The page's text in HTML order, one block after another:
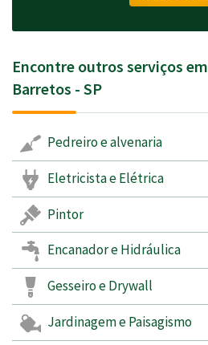
Encontre outros serviços em
Barretos - SP
Pedreiro e alvenaria
Eletricista e Elétrica
Pintor
Encanador e Hidráulica
Gesseiro e Drywall
Jardinagem e Paisagismo